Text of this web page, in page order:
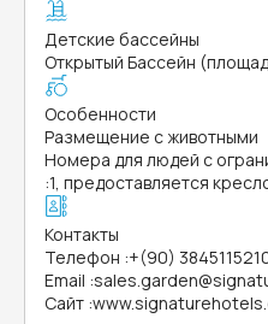
Детские бассейны
Открытый Бассейн
Особенности
Размещение с животными
Номера для людей с
:1, предоставляется
Контакты
Телефон :+(90)
Email :
Сайт :